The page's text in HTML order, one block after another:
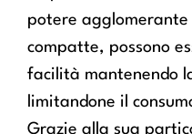
potere
compatte, possono
facilità mantenendo
limitandone il
Grazie alla sua